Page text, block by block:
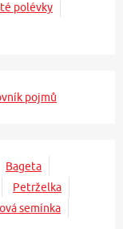
polévky
pojmů
Bageta
Petrželka
semínka